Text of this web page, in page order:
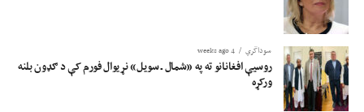
سوداگري 4 weeks ago
روسیې افغانانو ته په «شمال ـ سویل» نړیوال فورم کې د ګډون بلنه
ورکړه